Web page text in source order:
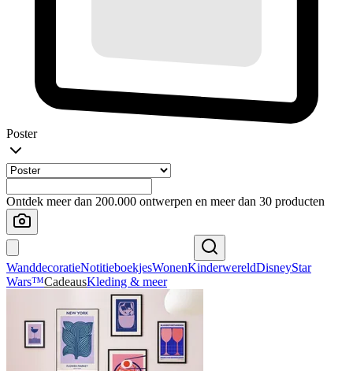
Poster
Ontdek meer dan 200.000 ontwerpen en meer dan 30 producten
WanddecoratieNotitieboekjesWonenKinderwereldDisneyStar
Wars™CadeausKleding & meer